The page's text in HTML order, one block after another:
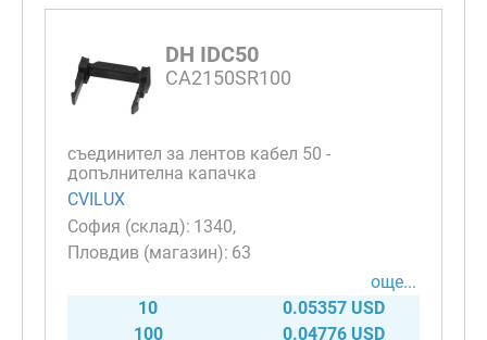
DH IDC50
CA2150SR100
съединител за лентов кабел 50 -
допълнителна капачка
CVILUX
1340
63
още...
10
0.05357 USD
100
0.04776 USD